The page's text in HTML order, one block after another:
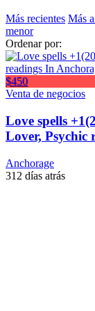
Más recientes Más
menor
Ordenar por:
$450
Venta de negocios
Love spells
Lover, Psychic
Anchorage
312 días atrás